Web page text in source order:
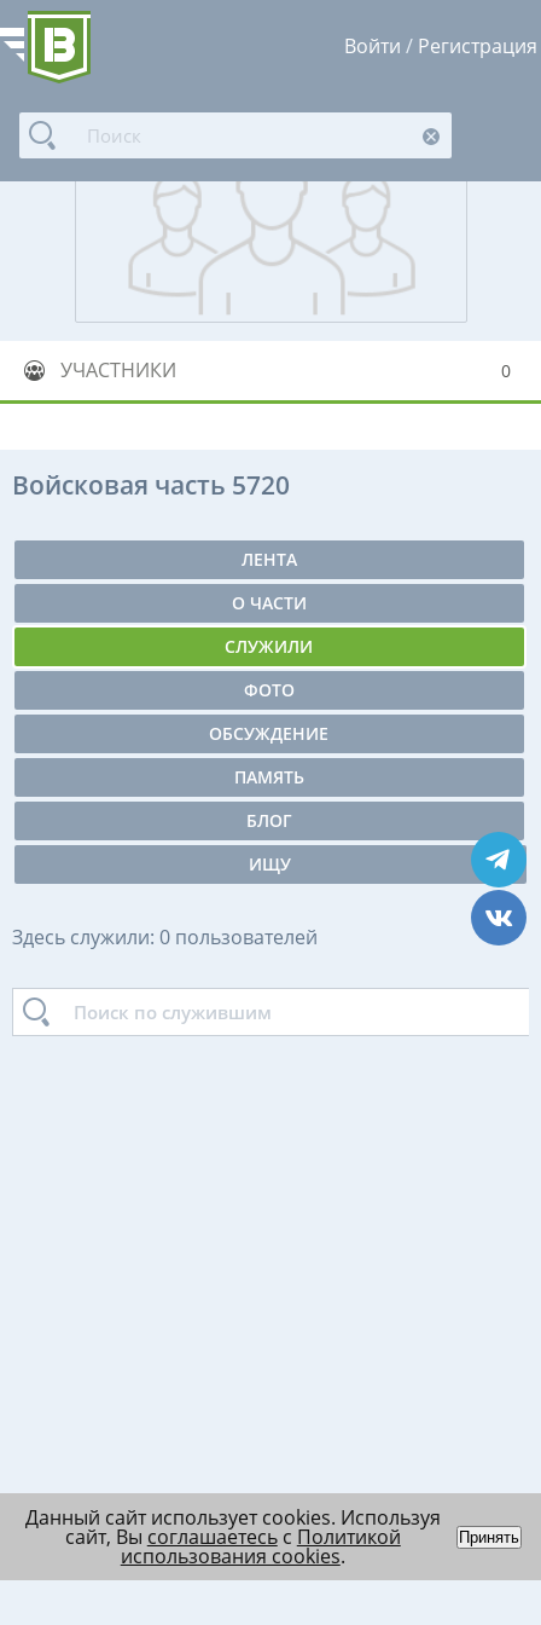
Войти / Регистрация
УЧАСТНИКИ 0
Войсковая часть 5720
ЛЕНТА
О ЧАСТИ
СЛУЖИЛИ
ФОТО
ОБСУЖДЕНИЕ
ПАМЯТЬ
БЛОГ
ИЩУ
Здесь служили: 0 пользователей
Данный сайт использует cookies. Используя
сайт, Вы соглашаетесьс Политикой
использования cookies.
Принять